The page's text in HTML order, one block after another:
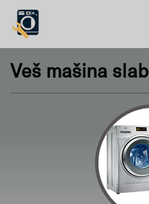
Veš mašina